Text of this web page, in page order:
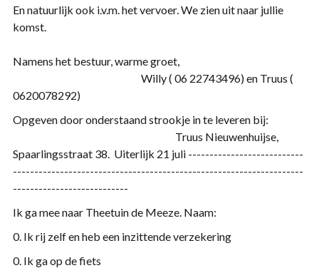
En natuurlijk ook i.v.m. het vervoer. We zien uit naar jullie
komst.
Namens het bestuur, warme groet,
Willy ( 06 22743496) en Truus (
0620078292)
Opgeven door onderstaand strookje in te leveren bij:
Truus Nieuwenhuijse,
Spaarlingsstraat 38. Uiterlijk 21 juli ---------------------------
--------------------------------------------------------------------
---------------------------
Ik ga mee naar Theetuin de Meeze. Naam:
0. Ik rij zelf en heb een inzittende verzekering
0. Ik ga op de fiets